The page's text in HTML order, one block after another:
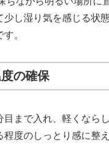
し湿り気を感じる状
。
の確保
まで入れ、軽くなら
度のしっとり感に整え